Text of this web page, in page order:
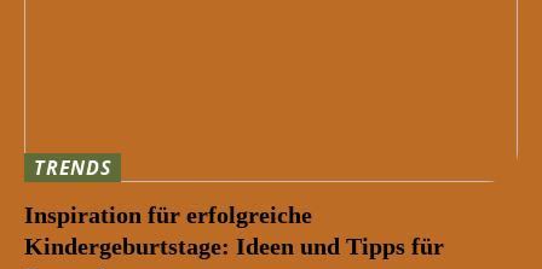
TRENDS
Inspiration für erfolgreiche
Kindergeburtstage: Ideen und Tipps für